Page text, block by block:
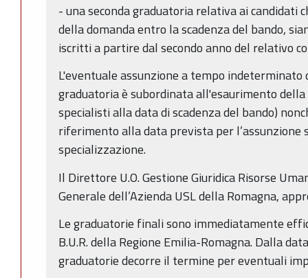
- una seconda graduatoria relativa ai candidati
della domanda entro la scadenza del bando,
iscritti a partire dal secondo anno del relativo
L'eventuale assunzione a tempo indeterminato
graduatoria è subordinata all'esaurimento
specialisti alla data di scadenza del bando)
riferimento alla data prevista per l’assunzione
specializzazione.
Il Direttore U.O. Gestione Giuridica Risorse
Generale dell’Azienda USL della Romagna,
Le graduatorie finali sono immediatamente
B.U.R. della Regione Emilia-Romagna. Dalla
graduatorie decorre il termine per eventuali